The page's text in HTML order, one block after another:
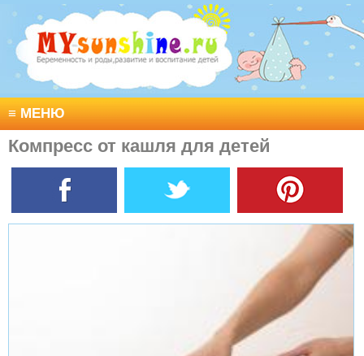
≡МЕНЮ
Компресс от кашля для детей